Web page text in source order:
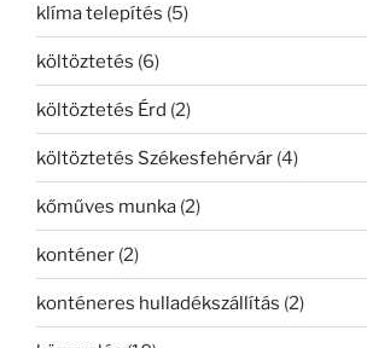
klíma telepítés (5)
költöztetés (6)
költöztetés Érd (2)
költöztetés Székesfehérvár (4)
kőműves munka (2)
konténer (2)
konténeres hulladékszállítás (2)